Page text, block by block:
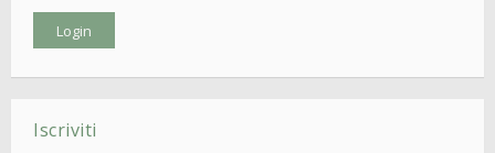
Iscriviti